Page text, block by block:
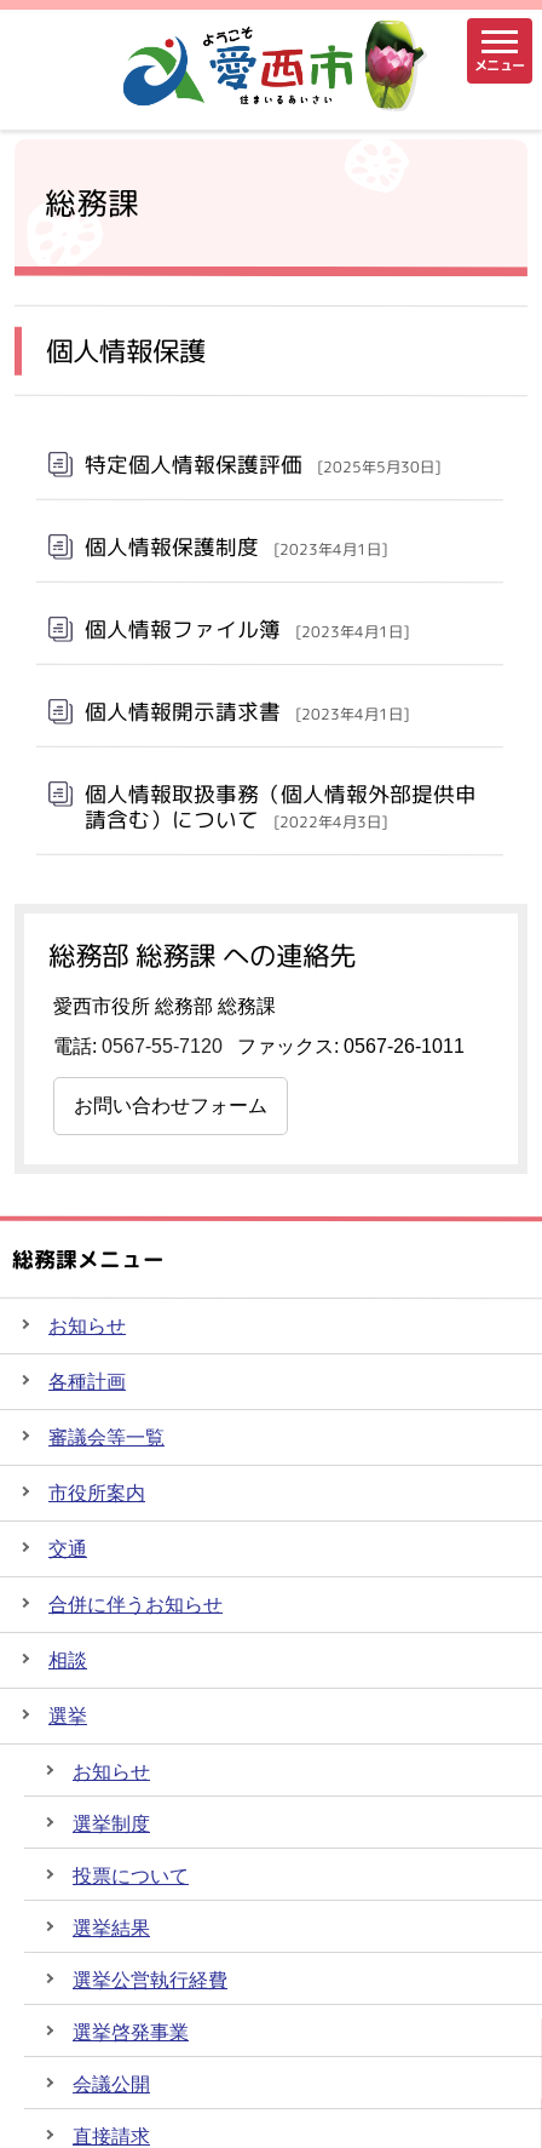
メニュー
総務課
個人情報保護
特定個人情報保護評価 [2025年5月30日]
個人情報保護制度 [2023年4月1日]
個人情報ファイル簿 [2023年4月1日]
個人情報開示請求書 [2023年4月1日]
個人情報取扱事務（個人情報外部提供申
請含む）について [2022年4月3日]
総務部 総務課 への連絡先
愛西市役所 総務部 総務課
電話: 0567-55-7120 ファックス: 0567-26-1011
お問い合わせフォーム
総務課メニュー
お知らせ
各種計画
審議会等一覧
市役所案内
交通
合併に伴うお知らせ
相談
選挙
お知らせ
選挙制度
投票について
選挙結果
選挙公営執行経費
選挙啓発事業
会議公開
直接請求